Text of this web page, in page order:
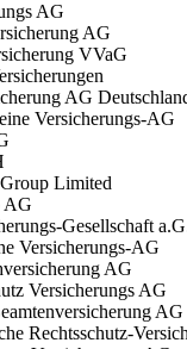
AG
AG
VVaG
AG
Versicherungs-AG
Limited
AG
Gesellschaft
Versicherungs-AG
AG
Versicherungs AG
AG
Rechtsschutz-